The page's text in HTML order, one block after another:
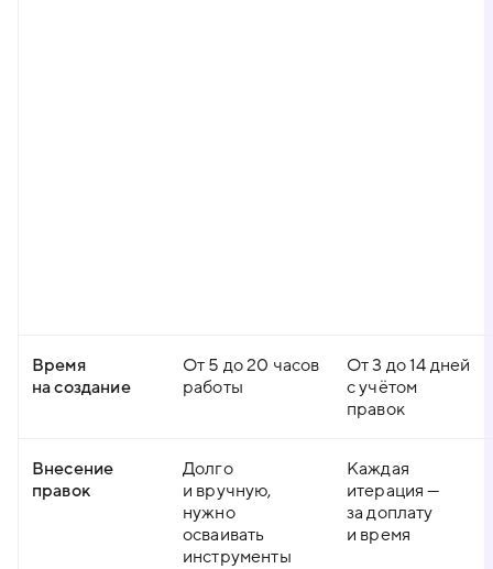
Время
на создание
От 5 до 20 часов
работы
От 3 до 14 дней
с учётом
правок
Внесение
правок
Долго
и вручную,
нужно
осваивать
инструменты
Каждая
итерация —
за доплату
и время